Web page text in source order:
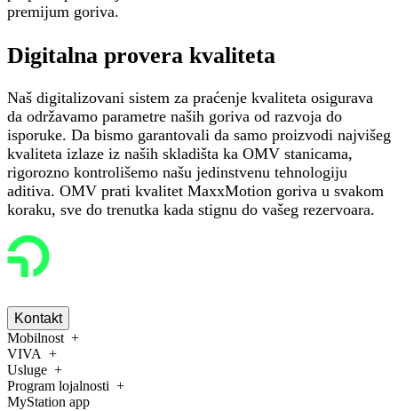
premijum goriva.
Digitalna provera kvaliteta
Naš digitalizovani sistem za praćenje kvaliteta osigurava
da održavamo parametre naših goriva od razvoja do
isporuke. Da bismo garantovali da samo proizvodi najvišeg
kvaliteta izlaze iz naših skladišta ka OMV stanicama,
rigorozno kontrolišemo našu jedinstvenu tehnologiju
aditiva. OMV prati kvalitet MaxxMotion goriva u svakom
koraku, sve do trenutka kada stignu do vašeg rezervoara.
Kontakt
Mobilnost
VIVA
Usluge
Program lojalnosti
MyStation app